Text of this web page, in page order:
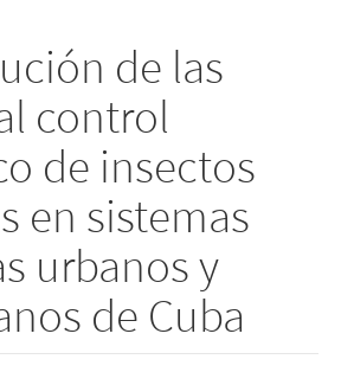
de las
control
de insectos
en sistemas
urbanos y
de Cuba